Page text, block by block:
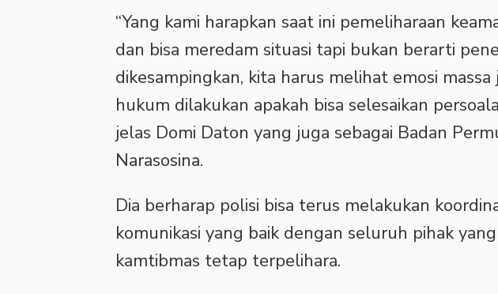
“Yang kami harapkan saat ini pemeliharaan
dan bisa meredam situasi tapi bukan berarti
dikesampingkan, kita harus melihat emosi
hukum dilakukan apakah bisa selesaikan
jelas Domi Daton yang juga sebagai Badan
Narasosina.
Dia berharap polisi bisa terus melakukan
komunikasi yang baik dengan seluruh pihak
kamtibmas tetap terpelihara.